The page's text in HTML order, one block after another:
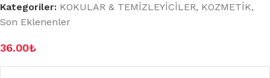
Kategoriler: KOKULAR & TEMİZLEYİCİLER, KOZMETİK,
Son Eklenenler
36.00₺